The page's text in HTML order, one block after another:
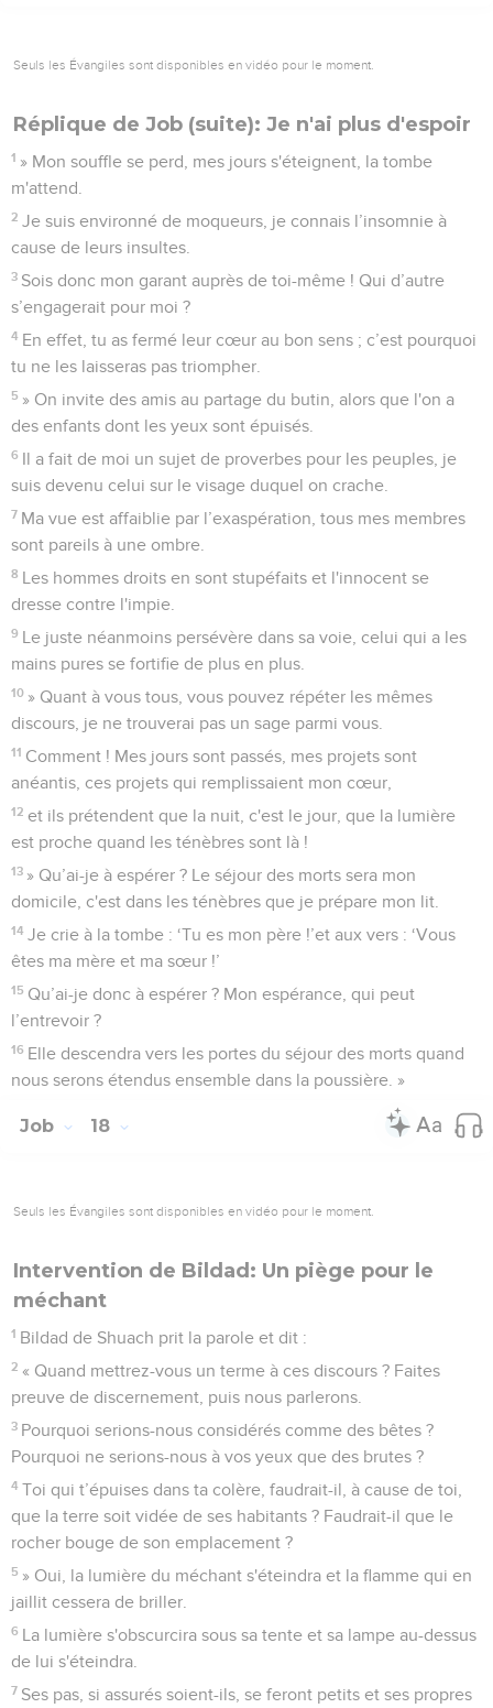
Seuls les Évangiles sont disponibles en vidéo pour le moment.
Réplique de Job (suite): Je n'ai plus d'espoir
1 » Mon souffle se perd, mes jours s'éteignent, la tombe
m'attend.
2 Je suis environné de moqueurs, je connais l’insomnie à
cause de leurs insultes.
3 Sois donc mon garant auprès de toi-même ! Qui d’autre
s’engagerait pour moi ?
4 En effet, tu as fermé leur cœur au bon sens ; c’est pourquoi
tu ne les laisseras pas triompher.
5 » On invite des amis au partage du butin, alors que l'on a
des enfants dont les yeux sont épuisés.
6 Il a fait de moi un sujet de proverbes pour les peuples, je
suis devenu celui sur le visage duquel on crache.
7 Ma vue est affaiblie par l’exaspération, tous mes membres
sont pareils à une ombre.
8 Les hommes droits en sont stupéfaits et l'innocent se
dresse contre l'impie.
9 Le juste néanmoins persévère dans sa voie, celui qui a les
mains pures se fortifie de plus en plus.
10 » Quant à vous tous, vous pouvez répéter les mêmes
discours, je ne trouverai pas un sage parmi vous.
11 Comment ! Mes jours sont passés, mes projets sont
anéantis, ces projets qui remplissaient mon cœur,
12 et ils prétendent que la nuit, c'est le jour, que la lumière
est proche quand les ténèbres sont là !
13 » Qu’ai-je à espérer ? Le séjour des morts sera mon
domicile, c'est dans les ténèbres que je prépare mon lit.
14 Je crie à la tombe : ‘Tu es mon père !’et aux vers : ‘Vous
êtes ma mère et ma sœur !’
15 Qu’ai-je donc à espérer ? Mon espérance, qui peut
l’entrevoir ?
16 Elle descendra vers les portes du séjour des morts quand
nous serons étendus ensemble dans la poussière. »
Job 18
Seuls les Évangiles sont disponibles en vidéo pour le moment.
Intervention de Bildad: Un piège pour le
méchant
1 Bildad de Shuach prit la parole et dit :
2 « Quand mettrez-vous un terme à ces discours ? Faites
preuve de discernement, puis nous parlerons.
3 Pourquoi serions-nous considérés comme des bêtes ?
Pourquoi ne serions-nous à vos yeux que des brutes ?
4 Toi qui t’épuises dans ta colère, faudrait-il, à cause de toi,
que la terre soit vidée de ses habitants ? Faudrait-il que le
rocher bouge de son emplacement ?
5 » Oui, la lumière du méchant s'éteindra et la flamme qui en
jaillit cessera de briller.
6 La lumière s'obscurcira sous sa tente et sa lampe au-dessus
de lui s'éteindra.
7 Ses pas, si assurés soient-ils, se feront petits et ses propres